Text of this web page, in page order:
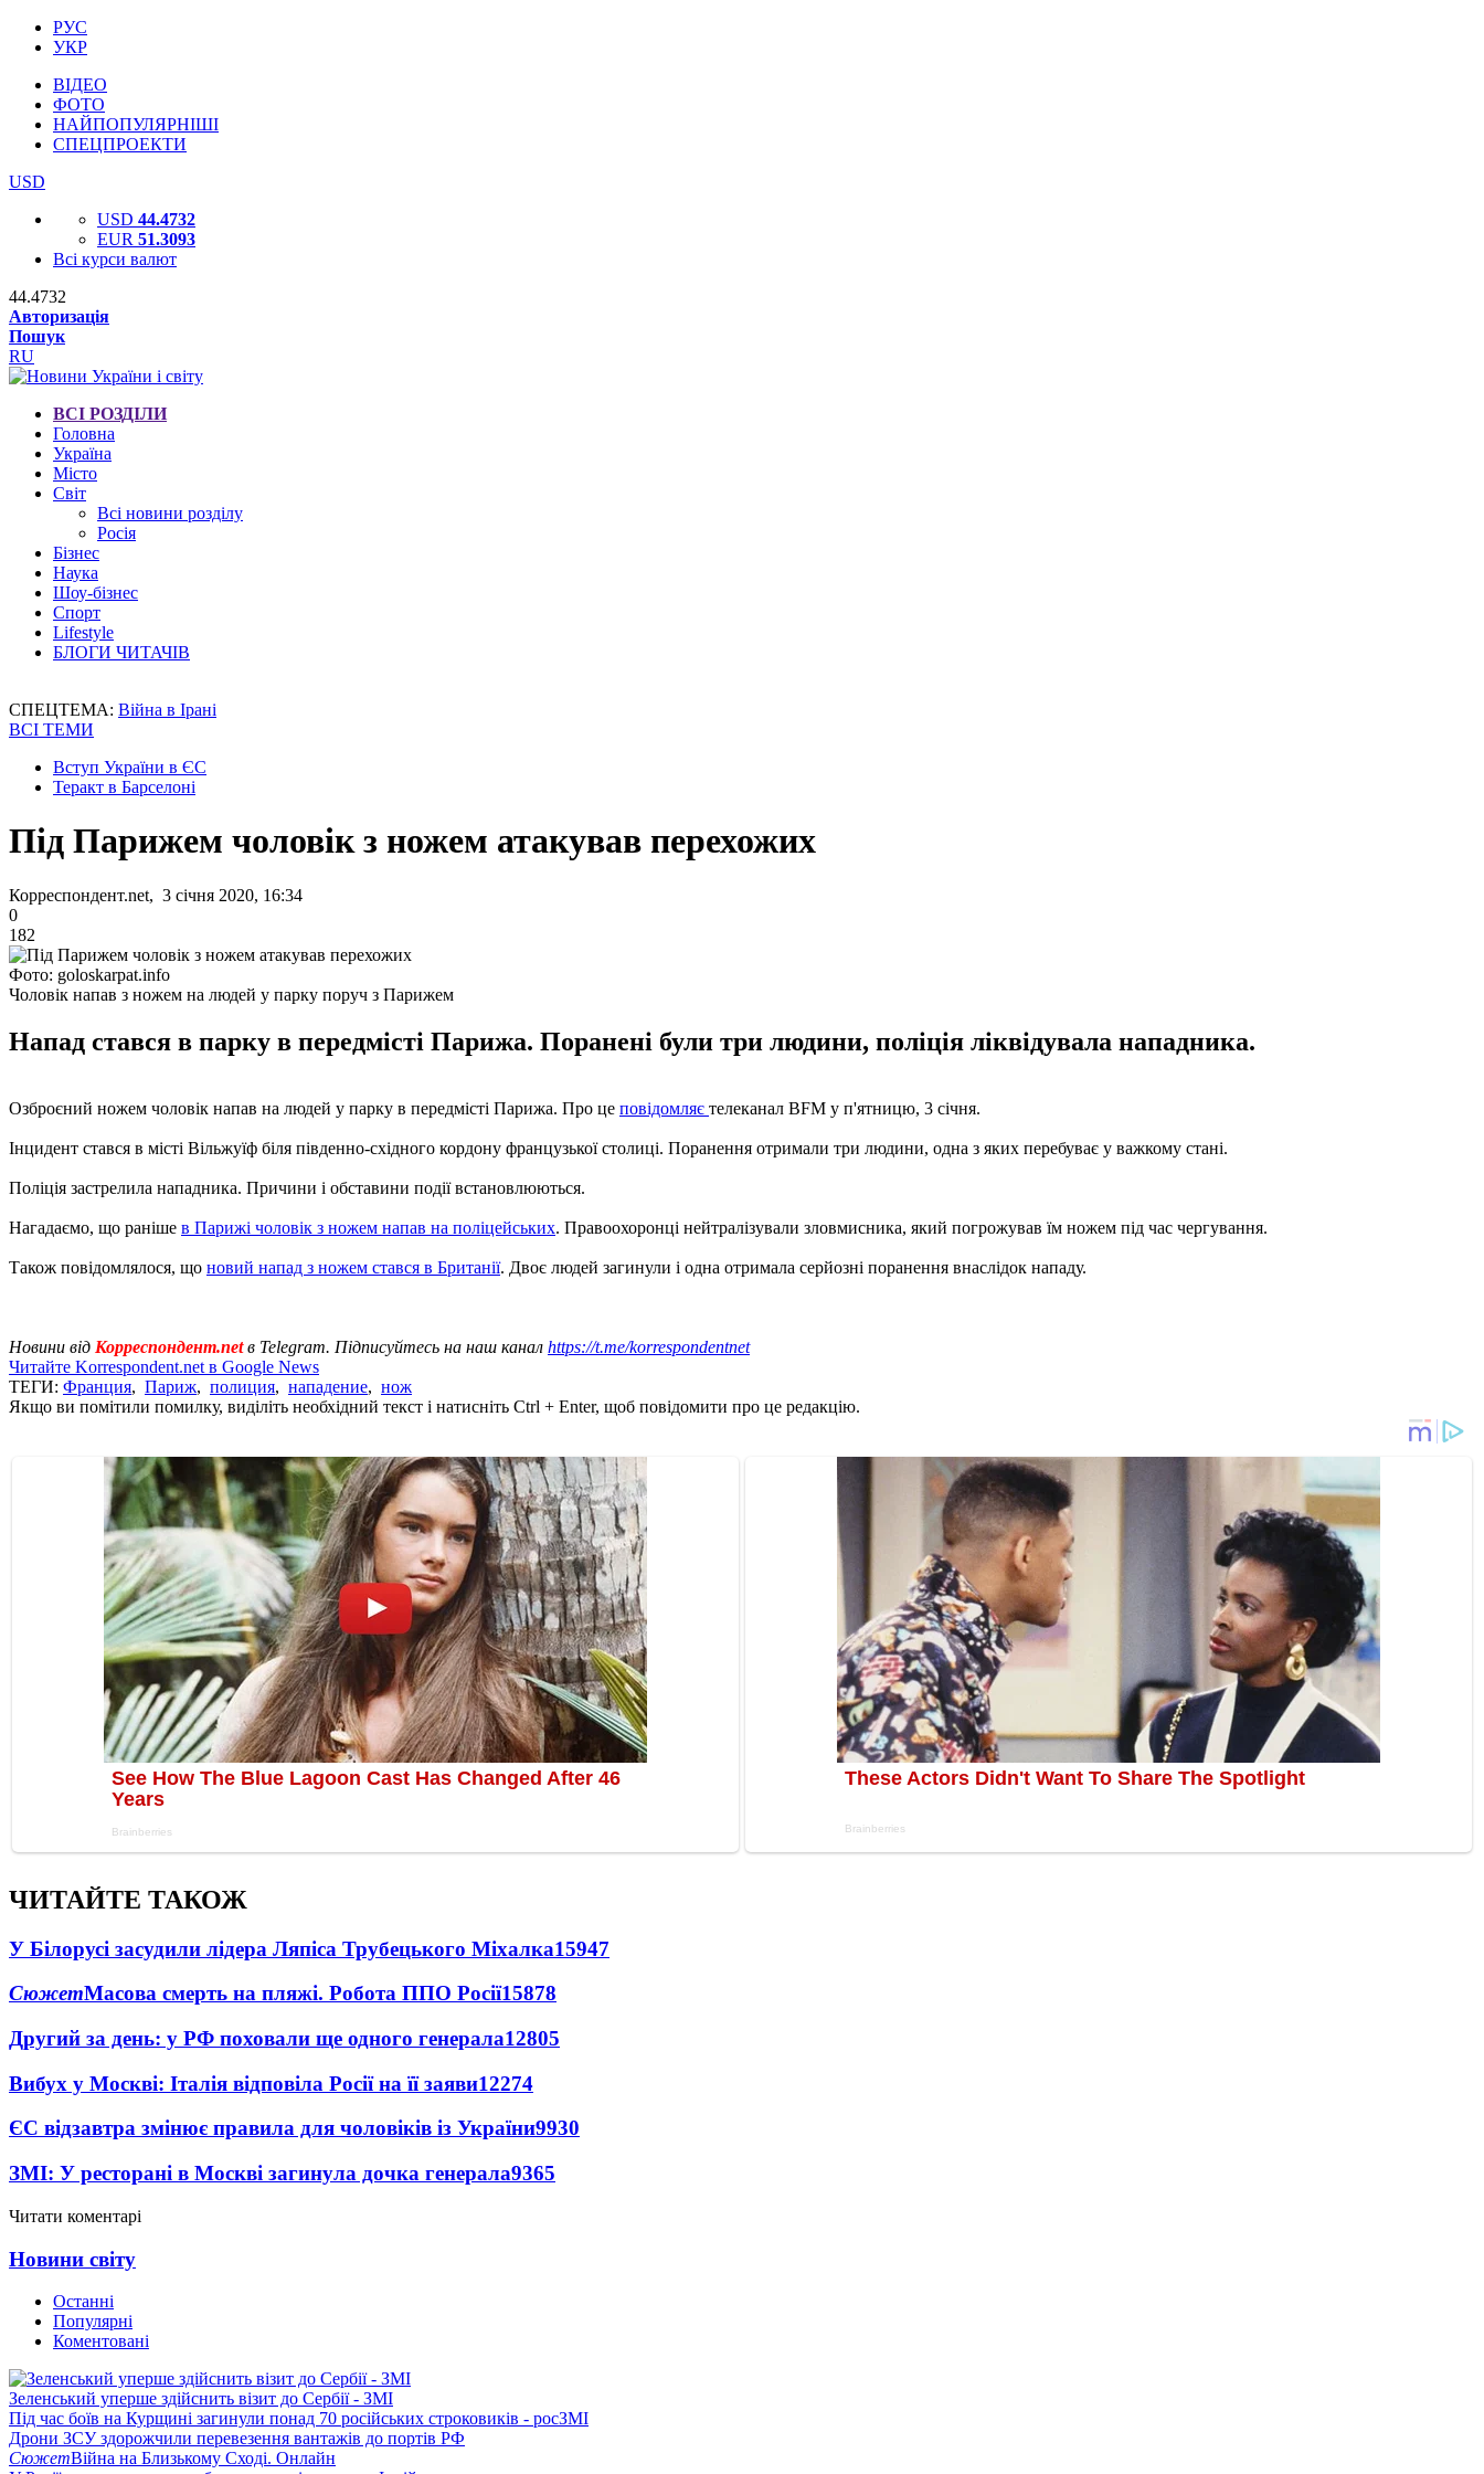
РУС
УКР
ВІДЕО
ФОТО
НАЙПОПУЛЯРНІШІ
СПЕЦПРОЕКТИ
USD
USD 44.4732
EUR 51.3093
Всі курси валют
44.4732
Авторизація
Пошук
RU
ВСІ РОЗДІЛИ
Головна
Україна
Місто
Світ
Всі новини розділу
Росія
Бізнес
Наука
Шоу-бізнес
Спорт
Lifestyle
БЛОГИ ЧИТАЧІВ
СПЕЦТЕМА: Війна в Ірані
ВСІ ТЕМИ
Вступ України в ЄС
Теракт в Барселоні
Під Парижем чоловік з ножем атакував перехожих
Корреспондент.net, 3 січня 2020, 16:34
0
182
Фото: goloskarpat.info
Чоловік напав з ножем на людей у парку поруч з Парижем
Напад стався в парку в передмісті Парижа. Поранені були три людини, поліція ліквідувала нападника.
Озброєний ножем чоловік напав на людей у парку в передмісті Парижа. Про це повідомляє телеканал BFM у п'ятницю, 3 січня.
Інцидент стався в місті Вільжуїф біля південно-східного кордону французької столиці. Поранення отримали три людини, одна з яких перебуває у важкому стані.
Поліція застрелила нападника. Причини і обставини події встановлюються.
Нагадаємо, що раніше в Парижі чоловік з ножем напав на поліцейських. Правоохоронці нейтралізували зловмисника, який погрожував їм ножем під час чергування.
Також повідомлялося, що новий напад з ножем стався в Британії. Двоє людей загинули і одна отримала серйозні поранення внаслідок нападу.
Новини від Корреспондент.netв Telegram. Підписуйтесь на наш канал https://t.me/korrespondentnet
Читайте Korrespondent.net в Google News
ТЕГИ: Франция, Париж, полиция, нападение, нож
Якщо ви помітили помилку, виділіть необхідний текст і натисніть Ctrl + Enter, щоб повідомити про це редакцію.
ЧИТАЙТЕ ТАКОЖ
У Білорусі засудили лідера Ляпіса Трубецького Міхалка15947
СюжетМасова смерть на пляжі. Робота ППО Росії15878
Другий за день: у РФ поховали ще одного генерала12805
Вибух у Москві: Італія відповіла Росії на її заяви12274
ЄС відзавтра змінює правила для чоловіків із України9930
ЗМІ: У ресторані в Москві загинула дочка генерала9365
Читати коментарі
Новини світу
Останні
Популярні
Коментовані
Зеленський уперше здійснить візит до Сербії - ЗМІ
Під час боїв на Курщині загинули понад 70 російських строковиків - росЗМІ
Дрони ЗСУ здорожчили перевезення вантажів до портів РФ
СюжетВійна на Близькому Сході. Онлайн